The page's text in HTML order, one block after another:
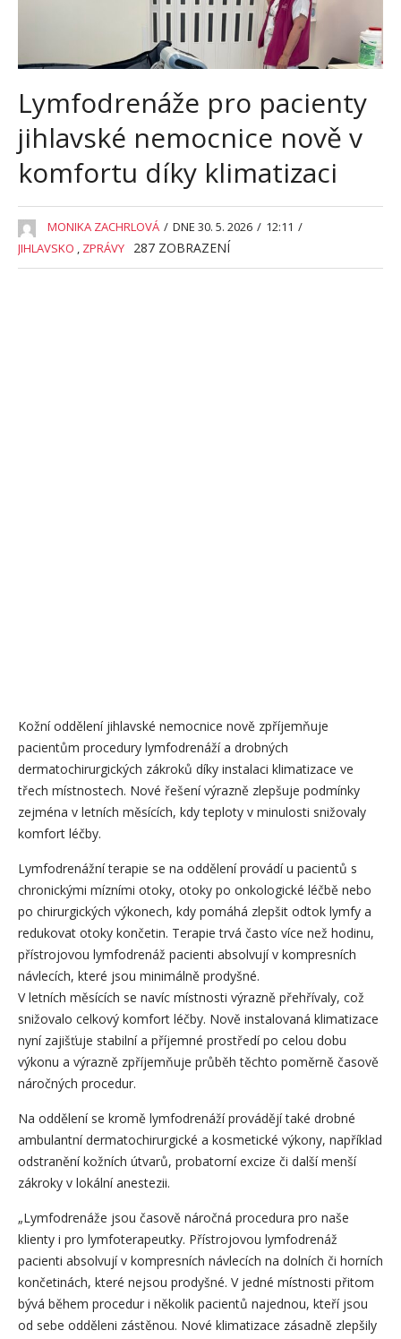
Lymfodrenáže pro pacienty
jihlavské nemocnice nově v
komfortu díky klimatizaci
MONIKA ZACHRLOVÁ / DNE 30. 5. 2026 / 12:11 /
JIHLAVSKO , ZPRÁVY 287 ZOBRAZENÍ
Kožní oddělení jihlavské nemocnice nově zpříjemňuje
pacientům procedury lymfodrenáží a drobných
dermatochirurgických zákroků díky instalaci klimatizace ve
třech místnostech. Nové řešení výrazně zlepšuje podmínky
zejména v letních měsících, kdy teploty v minulosti snižovaly
komfort léčby.
Lymfodrenážní terapie se na oddělení provádí u pacientů s
chronickými mízními otoky, otoky po onkologické léčbě nebo
po chirurgických výkonech, kdy pomáhá zlepšit odtok lymfy a
redukovat otoky končetin. Terapie trvá často více než hodinu,
přístrojovou lymfodrenáž pacienti absolvují v kompresních
návlecích, které jsou minimálně prodyšné.
V letních měsících se navíc místnosti výrazně přehřívaly, což
snižovalo celkový komfort léčby. Nově instalovaná klimatizace
nyní zajišťuje stabilní a příjemné prostředí po celou dobu
výkonu a výrazně zpříjemňuje průběh těchto poměrně časově
náročných procedur.
Na oddělení se kromě lymfodrenáží provádějí také drobné
ambulantní dermatochirurgické a kosmetické výkony, například
odstranění kožních útvarů, probatorní excize či další menší
zákroky v lokální anestezii.
„Lymfodrenáže jsou časově náročná procedura pro naše
klienty i pro lymfoterapeutky. Přístrojovou lymfodrenáž
pacienti absolvují v kompresních návlecích na dolních či horních
končetinách, které nejsou prodyšné. V jedné místnosti přitom
bývá během procedur i několik pacientů najednou, kteří jsou
od sebe odděleni zástěnou. Nové klimatizace zásadně zlepšily